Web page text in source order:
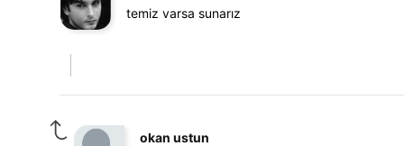
temiz varsa sunarız
okan ustun